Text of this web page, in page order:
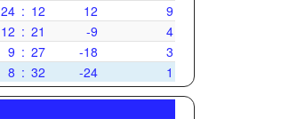
24 : 12 12
9
12 : 21 -9
4
9 : 27 -18
3
8 : 32 -24 1